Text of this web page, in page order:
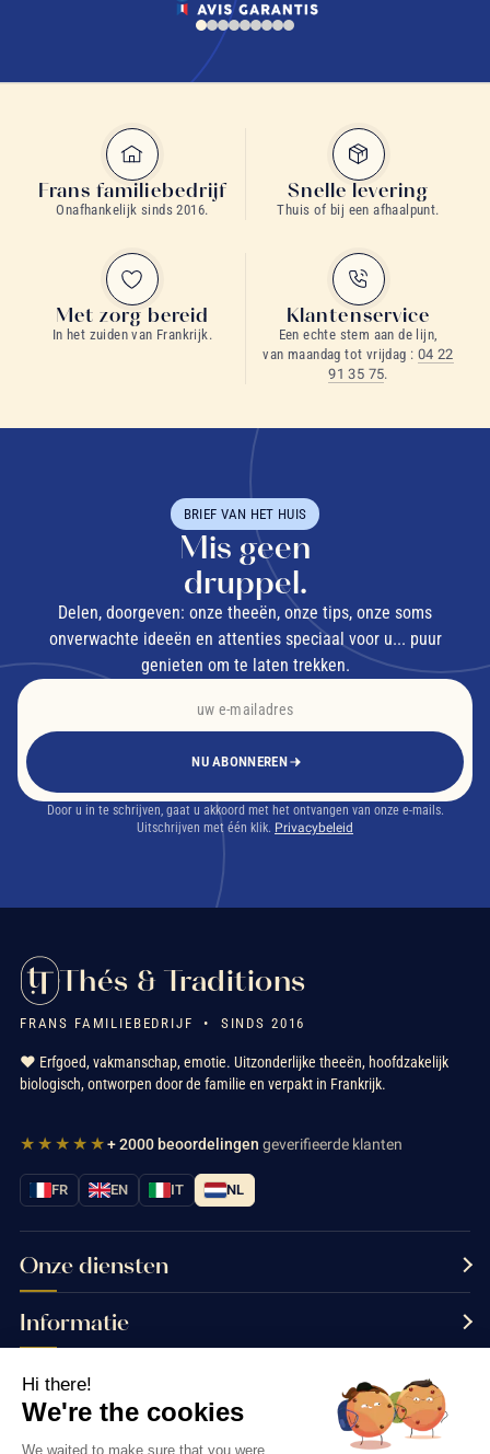
Frans familiebedrijf
Onafhankelijk sinds 2016.
Snelle levering
Thuis of bij een afhaalpunt.
Met zorg bereid
In het zuiden van Frankrijk.
Klantenservice
Een echte stem aan de lijn,
van maandag tot vrijdag : 04 22
91 35 75.
BRIEF VAN HET HUIS
Mis geen
druppel.
Delen, doorgeven: onze theeën, onze tips, onze soms
onverwachte ideeën en attenties speciaal voor u... puur
genieten om te laten trekken.
NU ABONNEREN
Door u in te schrijven, gaat u akkoord met het ontvangen van onze e-mails.
Uitschrijven met één klik. Privacybeleid
Thés & Traditions
FRANS FAMILIEBEDRIJF • SINDS 2016
❤️ Erfgoed, vakmanschap, emotie. Uitzonderlijke theeën, hoofdzakelijk
biologisch, ontworpen door de familie en verpakt in Frankrijk.
★★★★★+ 2000 beoordelingen geverifieerde klanten
FR EN IT NL
Onze diensten
Informatie
Neem contact met ons op
Hi there!
We're the cookies
We waited to make sure that you were